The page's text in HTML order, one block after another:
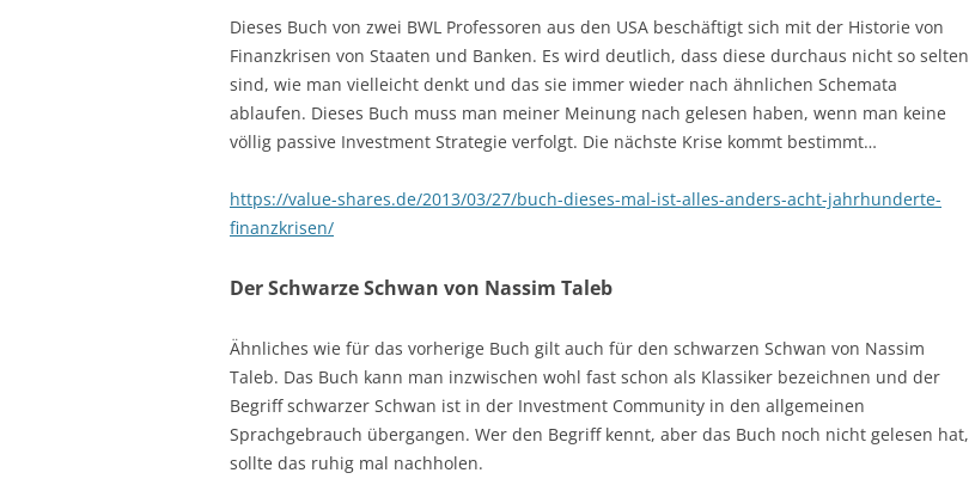
Dieses Buch von zwei BWL Professoren aus den USA beschäftigt sich mit der Historie von
Finanzkrisen von Staaten und Banken. Es wird deutlich, dass diese durchaus nicht so selten
sind, wie man vielleicht denkt und das sie immer wieder nach ähnlichen Schemata
ablaufen. Dieses Buch muss man meiner Meinung nach gelesen haben, wenn man keine
völlig passive Investment Strategie verfolgt. Die nächste Krise kommt bestimmt…
https://value-shares.de/2013/03/27/buch-dieses-mal-ist-alles-anders-acht-jahrhunderte-
finanzkrisen/
Der Schwarze Schwan von Nassim Taleb
Ähnliches wie für das vorherige Buch gilt auch für den schwarzen Schwan von Nassim
Taleb. Das Buch kann man inzwischen wohl fast schon als Klassiker bezeichnen und der
Begriff schwarzer Schwan ist in der Investment Community in den allgemeinen
Sprachgebrauch übergangen. Wer den Begriff kennt, aber das Buch noch nicht gelesen hat,
sollte das ruhig mal nachholen.